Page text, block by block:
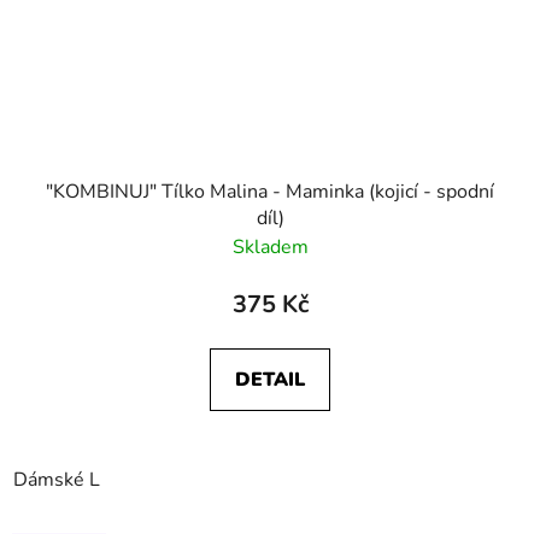
"KOMBINUJ" Tílko Malina - Maminka (kojicí - spodní
díl)
Skladem
375 Kč
DETAIL
Dámské L